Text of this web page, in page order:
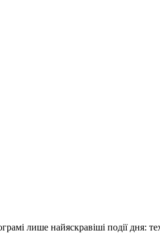
лише найяскравіші події дня: